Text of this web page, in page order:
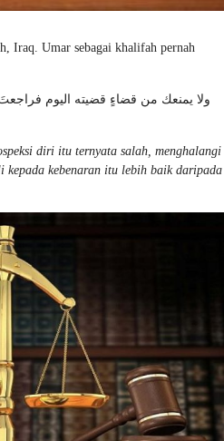
Iraq. Umar sebagai khalifah pernah
ولا يمنعك من قضاءٍ قضيته اليوم
diri itu ternyata salah, menghalangi
kepada kebenaran itu lebih baik daripada